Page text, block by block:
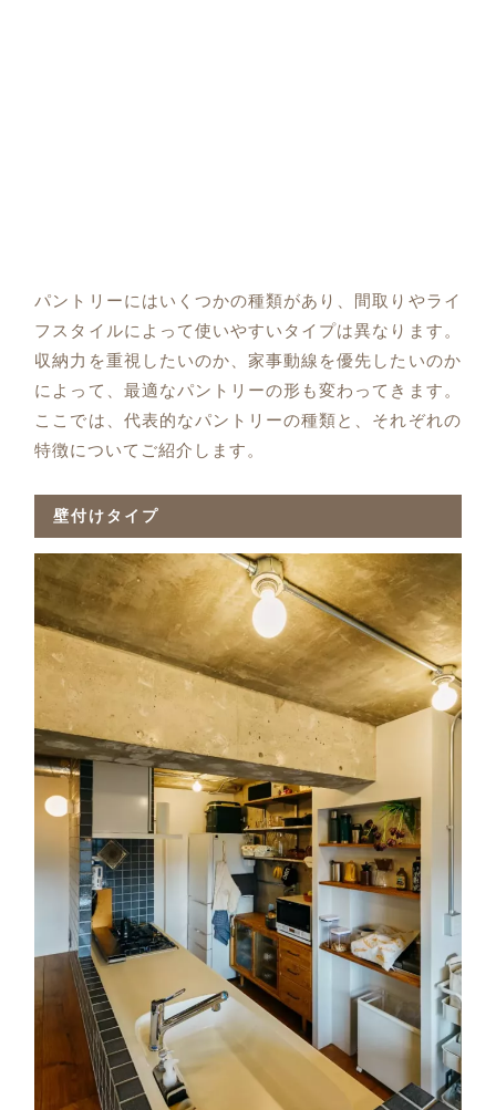
パントリーにはいくつかの種類があり、間取りやライ
フスタイルによって使いやすいタイプは異なります。
収納力を重視したいのか、家事動線を優先したいのか
によって、最適なパントリーの形も変わってきます。
ここでは、代表的なパントリーの種類と、それぞれの
特徴についてご紹介します。
壁付けタイプ